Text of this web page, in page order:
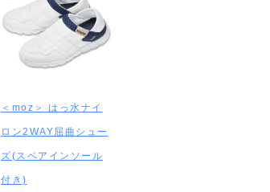
＜moz＞ はっ水ナイ
ロン2WAY屈曲シュー
ズ(スペアインソール
付き)